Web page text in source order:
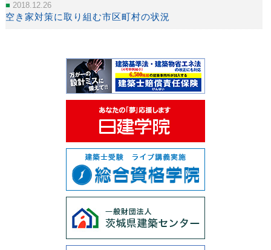
2018.12.26
空き家対策に取り組む市区町村の状況